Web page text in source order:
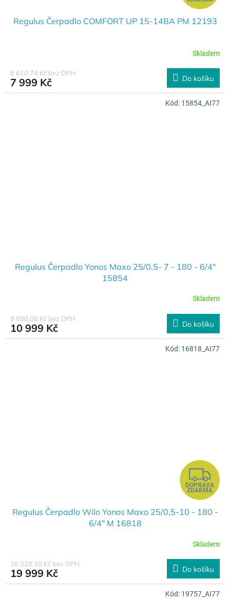
D
A
R
M
A
Regulus Čerpadlo COMFORT UP 15-14BA PM 12193
Skladem
6 610,74 Kč bez DPH
7 999 Kč Do košíku
Regulus Čerpadlo Yonos Maxo 25/0,5- 7 - 180 - 6/4"
15854
Skladem
9 090,08 Kč bez DPH
10 999 Kč Do košíku
Kód: 15854_AI77
Z
D
A
R
M
A
DOPRAVA
ZDARMA
Regulus Čerpadlo Wilo Yonos Maxo 25/0,5-10 - 180 -
6/4" M 16818
Skladem
16 528,10 Kč bez DPH
19 999 Kč Do košíku
Kód: 16818_AI77
Kód: 19757_AI77